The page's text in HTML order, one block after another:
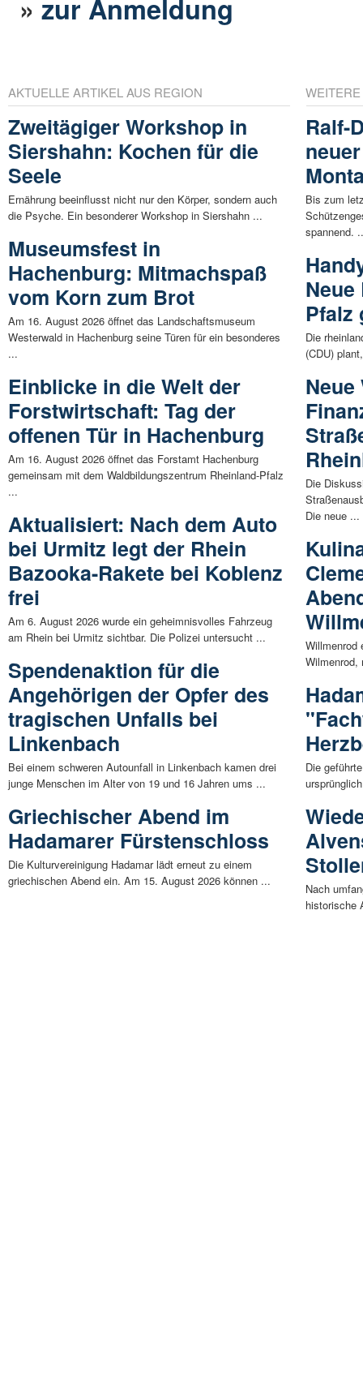
»zur Anmeldung
AKTUELLE ARTIKEL AUS REGION
Zweitägiger Workshop in
Siershahn: Kochen für die
Seele
Ernährung beeinflusst nicht nur den Körper, sondern auch
die Psyche. Ein besonderer Workshop in Siershahn ...
Museumsfest in
Hachenburg: Mitmachspaß
vom Korn zum Brot
Am 16. August 2026 öffnet das Landschaftsmuseum
Westerwald in Hachenburg seine Türen für ein besonderes
...
Einblicke in die Welt der
Forstwirtschaft: Tag der
offenen Tür in Hachenburg
Am 16. August 2026 öffnet das Forstamt Hachenburg
gemeinsam mit dem Waldbildungszentrum Rheinland-Pfalz
...
Aktualisiert: Nach dem Auto
bei Urmitz legt der Rhein
Bazooka-Rakete bei Koblenz
frei
Am 6. August 2026 wurde ein geheimnisvolles Fahrzeug
am Rhein bei Urmitz sichtbar. Die Polizei untersucht ...
Spendenaktion für die
Angehörigen der Opfer des
tragischen Unfalls bei
Linkenbach
Bei einem schweren Autounfall in Linkenbach kamen drei
junge Menschen im Alter von 19 und 16 Jahren ums ...
Griechischer Abend im
Hadamarer Fürstenschloss
Die Kulturvereinigung Hadamar lädt erneut zu einem
griechischen Abend ein. Am 15. August 2026 können ...
Ralf-
Bis zum
spannend.
Pfalz
Die
(CDU)
Neue
Die
Die neue ...
Willmenrod
Wilmenrod,
Die
Nach
historische